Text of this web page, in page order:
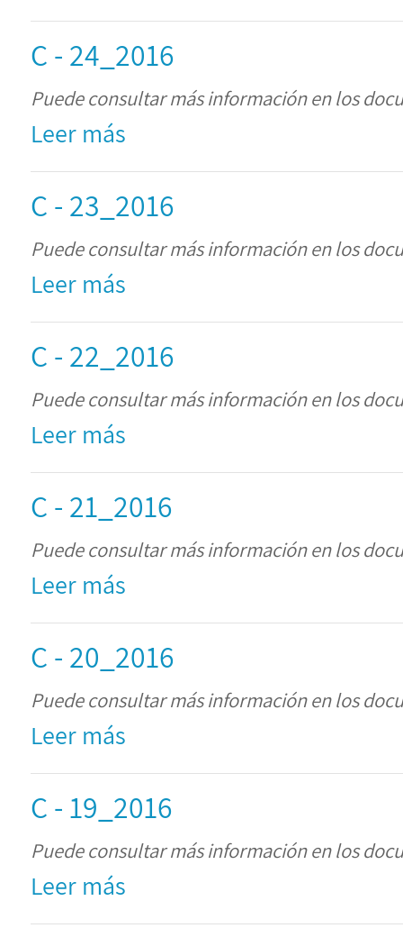
C - 24_2016
Puede consultar más información en los
Leer más
C - 23_2016
Puede consultar más información en los
Leer más
C - 22_2016
Puede consultar más información en los
Leer más
C - 21_2016
Puede consultar más información en los
Leer más
C - 20_2016
Puede consultar más información en los
Leer más
C - 19_2016
Puede consultar más información en los
Leer más